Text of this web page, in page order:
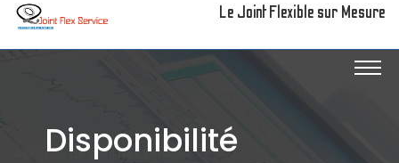
Le Joint Flexible sur Mesure
A propos de Joint Flex Services
Disponibilité